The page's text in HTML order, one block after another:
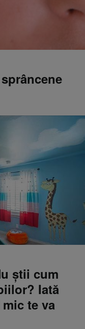
știi cum
Iată
te va